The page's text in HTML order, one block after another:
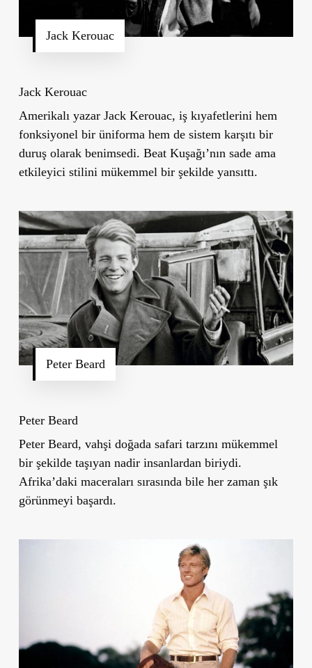
Jack Kerouac
Jack Kerouac
Amerikalı yazar Jack Kerouac, iş kıyafetlerini hem
fonksiyonel bir üniforma hem de sistem karşıtı bir
duruş olarak benimsedi. Beat Kuşağı’nın sade ama
etkileyici stilini mükemmel bir şekilde yansıttı.
Peter Beard
Peter Beard
Peter Beard, vahşi doğada safari tarzını mükemmel
bir şekilde taşıyan nadir insanlardan biriydi.
Afrika’daki maceraları sırasında bile her zaman şık
görünmeyi başardı.